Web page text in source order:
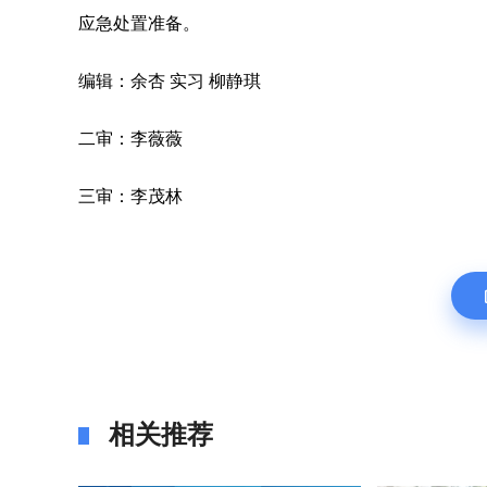
应急处置准备。
编辑：余杏 实习 柳静琪
二审：李薇薇
三审：李茂林
相关推荐